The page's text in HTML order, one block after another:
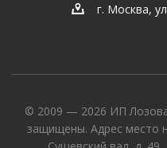
г. Москва,
© 2009 — 2026 ИП
защищены. Адрес место